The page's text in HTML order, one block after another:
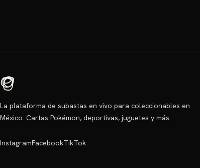
La plataforma de subastas en vivo para coleccionables en
México. Cartas Pokémon, deportivas, juguetes y más.
InstagramFacebookTikTok